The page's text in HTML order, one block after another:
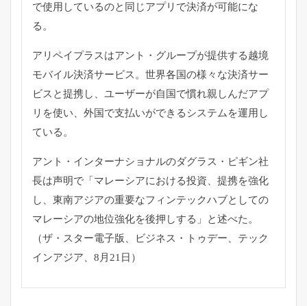
で使用しているのと同じアプリで決済が可能にな
る。
アリペイプラスはアント・ グループが提供する越境
モバイル決済サービス。 世界各国の様々な決済サー
ビスと提携し、 ユーザーが自国で慣れ親しんだアプ
リを使い、 外国で支払いができるシステムを運用し
ている。
アント・インターナショナルのダグラス・ピギン社
長は声明で「 マレーシアにおける投資、提携を強化
し、 東南アジアの重要なフィンテックハブとしての
マレーシアの地位強化を後押しする」と述べた。
（ザ・スター電子版、ビジネス・トゥデー、テック
インアジア、 8月21日）